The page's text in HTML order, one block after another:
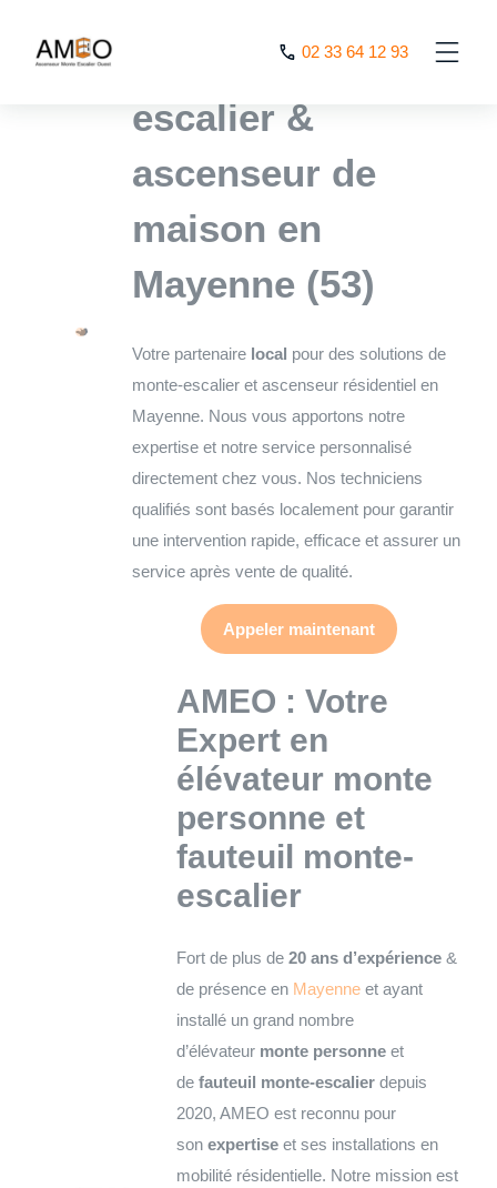
02 33 64 12 93
L’expert monte
escalier &
ascenseur de
maison en
Mayenne (53)
Votre partenaire local pour des solutions de
monte-escalier et ascenseur résidentiel en
Mayenne. Nous vous apportons notre
expertise et notre service personnalisé
directement chez vous. Nos techniciens
qualifiés sont basés localement pour garantir
une intervention rapide, efficace et assurer un
service après vente de qualité.
Appeler maintenant
AMEO : Votre
Expert en
élévateur monte
personne et
fauteuil monte-
escalier
Fort de plus de 20 ans d’expérience&
de présence en Mayenneet ayant
installé un grand nombre
d’élévateur monte personneet
de fauteuil monte-escalierdepuis
2020, AMEO est reconnu pour
son expertiseet ses installations en
mobilité résidentielle. Notre mission est